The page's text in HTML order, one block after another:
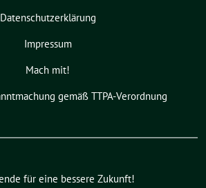
Datenschutzerklärung
Impressum
Mach mit!
gemäß TTPA-Verordnung
für eine bessere Zukunft!